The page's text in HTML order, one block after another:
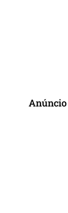
Anúncio